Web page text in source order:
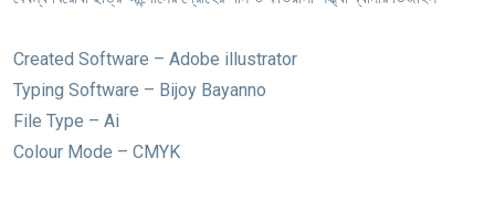
Created Software – Adobe illustrator
Typing Software – Bijoy Bayanno
File Type – Ai
Colour Mode – CMYK